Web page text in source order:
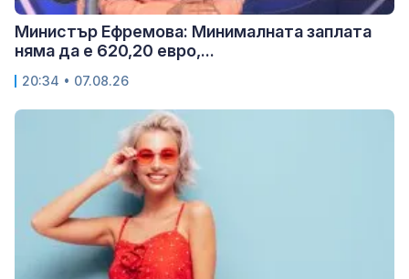
Министър Ефремова: Минималната заплата
няма да е 620,20 евро,...
20:34 • 07.08.26